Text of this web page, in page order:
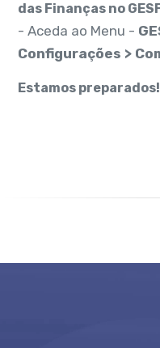
das Finanças no
- Aceda ao Menu -
Configurações >
Estamos preparados!